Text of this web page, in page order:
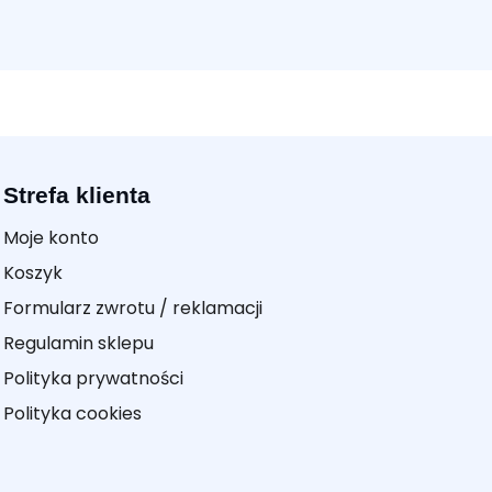
Strefa klienta
Moje konto
Koszyk
Formularz zwrotu / reklamacji
Regulamin sklepu
Polityka prywatności
Polityka cookies